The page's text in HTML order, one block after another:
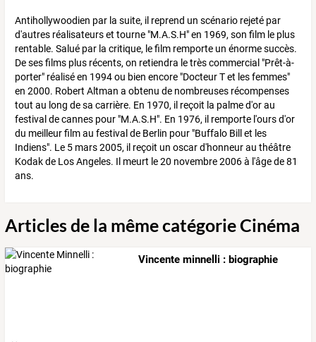
Antihollywoodien par la suite, il reprend un scénario rejeté par
d'autres réalisateurs et tourne "M.A.S.H" en 1969, son film le plus
rentable. Salué par la critique, le film remporte un énorme succès.
De ses films plus récents, on retiendra le très commercial "Prêt-à-
porter" réalisé en 1994 ou bien encore "Docteur T et les femmes"
en 2000. Robert Altman a obtenu de nombreuses récompenses
tout au long de sa carrière. En 1970, il reçoit la palme d'or au
festival de cannes pour "M.A.S.H". En 1976, il remporte l'ours d'or
du meilleur film au festival de Berlin pour "Buffalo Bill et les
Indiens". Le 5 mars 2005, il reçoit un oscar d'honneur au théâtre
Kodak de Los Angeles. Il meurt le 20 novembre 2006 à l'âge de 81
ans.
Articles de la même catégorie Cinéma
Vincente minnelli : biographie